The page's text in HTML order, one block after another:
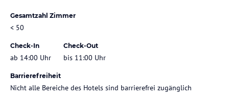
Gesamtzahl Zimmer
< 50
Check-In
ab 14:00 Uhr
Check-Out
bis 11:00 Uhr
Barrierefreiheit
Nicht alle Bereiche des Hotels sind barrierefrei zugänglich